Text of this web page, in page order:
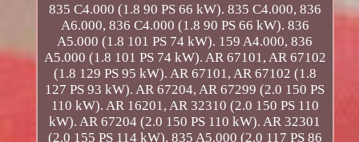
835 C4.000 (1.8 90 PS 66 kW). 835 C4.000, 836
A6.000, 836 C4.000 (1.8 90 PS 66 kW). 836
A5.000 (1.8 101 PS 74 kW). 159 A4.000, 836
A5.000 (1.8 101 PS 74 kW). AR 67101, AR 67102
(1.8 129 PS 95 kW). AR 67101, AR 67102 (1.8
127 PS 93 kW). AR 67204, AR 67299 (2.0 150 PS
110 kW). AR 16201, AR 32310 (2.0 150 PS 110
kW). AR 67204 (2.0 150 PS 110 kW). AR 32301
(2.0 155 PS 114 kW). 835 A5.000 (2.0 117 PS 86